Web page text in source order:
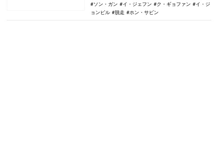
ソン・ガン
イ・ジェフン ク・ギョファン
イ・ジ
ョンピル
脱走 ホン・サビン